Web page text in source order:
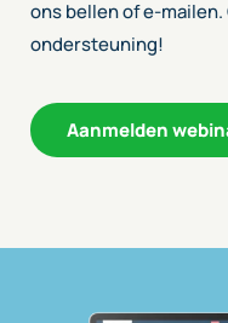
ons bellen of e-
ondersteuning!
Aanmelden